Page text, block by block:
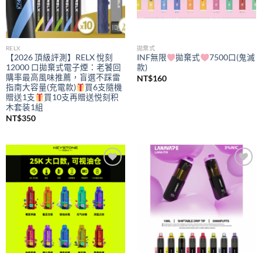
RELX
【2026 頂級評測】RELX 悅刻
12000 口拋棄式電子煙：老饕回
購率最高風味推薦，盲選不踩雷
指南大容量(充電款)
買6支隨機
贈送1支
買10支再贈送悦刻积
木套装1組
NT$350
拋棄式
INF無限 拋棄式
7500口(鬼滅
款)
NT$160
Add to
wishlist
Add to
wishlist